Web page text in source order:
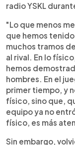
radio YSKL
"Lo que menos
que hemos tenido
muchos tramos
al rival. En lo
hemos
hombres. En el
primer tiempo, y
físico, sino que,
equipo ya no
físico, es más
Sin embargo,